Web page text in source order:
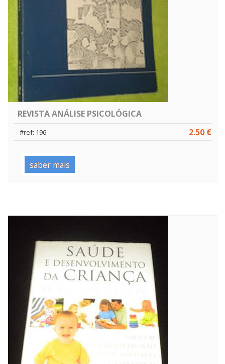
REVISTA ANÁLISE PSICOLÓGICA
2.50 €
#ref: 196
saber mais